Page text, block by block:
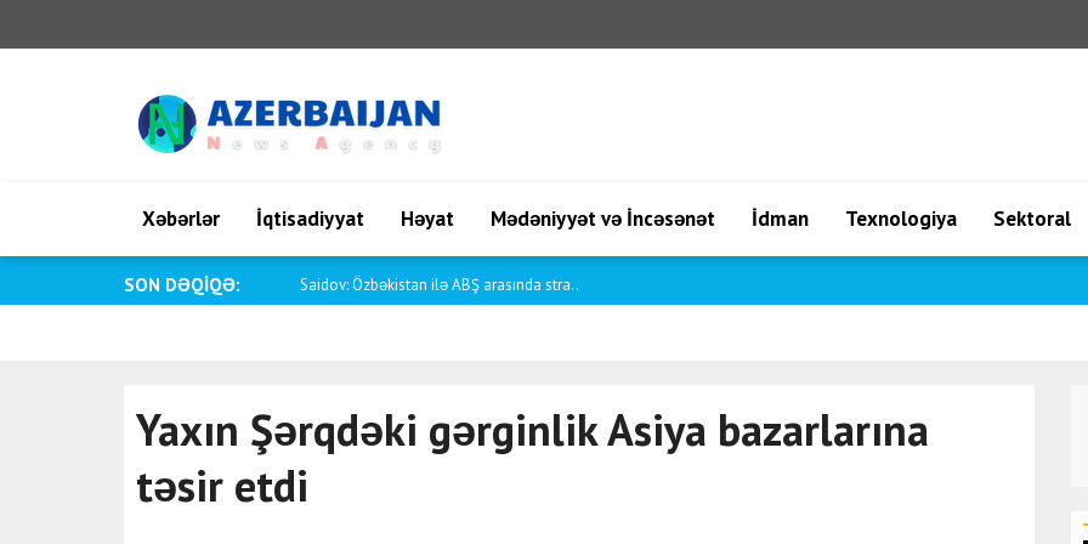
Xəbərlər İqtisadiyyat Həyat Mədəniyyət və İncəsənət İdman Texnologiya Sektoral
SON DƏQİQƏ: Putin BƏƏ Prezidenti bin Zayed ilə telef..
Yaxın Şərqdəki gərginlik Asiya bazarlarına
təsir etdi